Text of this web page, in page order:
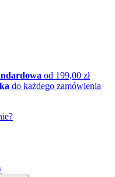
od 199,00 zł
do każdego zamówienia